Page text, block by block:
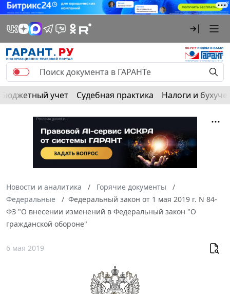
Бюджетный учет Судебная практика Налоги и
Новости и аналитика
Горячие документы
Федеральные
Федеральный закон от 1 мая 2019 г. N 84-
ФЗ "О внесении изменений в Федеральный закон "О
гражданской обороне"
6 мая 2019